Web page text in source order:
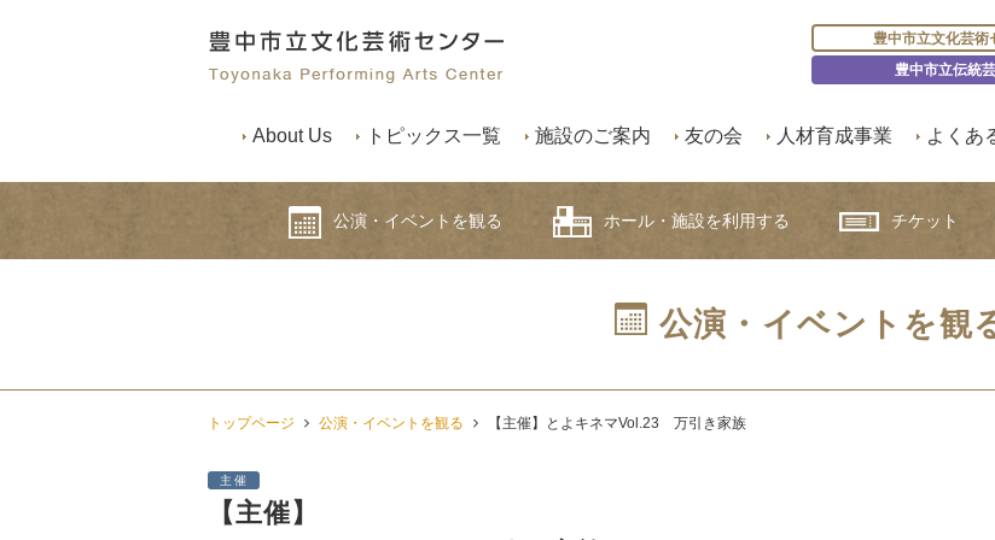
豊中市立文化芸術
豊中市立伝統
About Us トピックス一覧 施設のご案内 友の会 人材育成事業 よくあ
公演・イベントを観る ホール・施設を利用する チケット
公演・イベントを観
トップページ 公演・イベントを観る 【主催】とよキネマVol.23 万引き家族
主催
【主催】